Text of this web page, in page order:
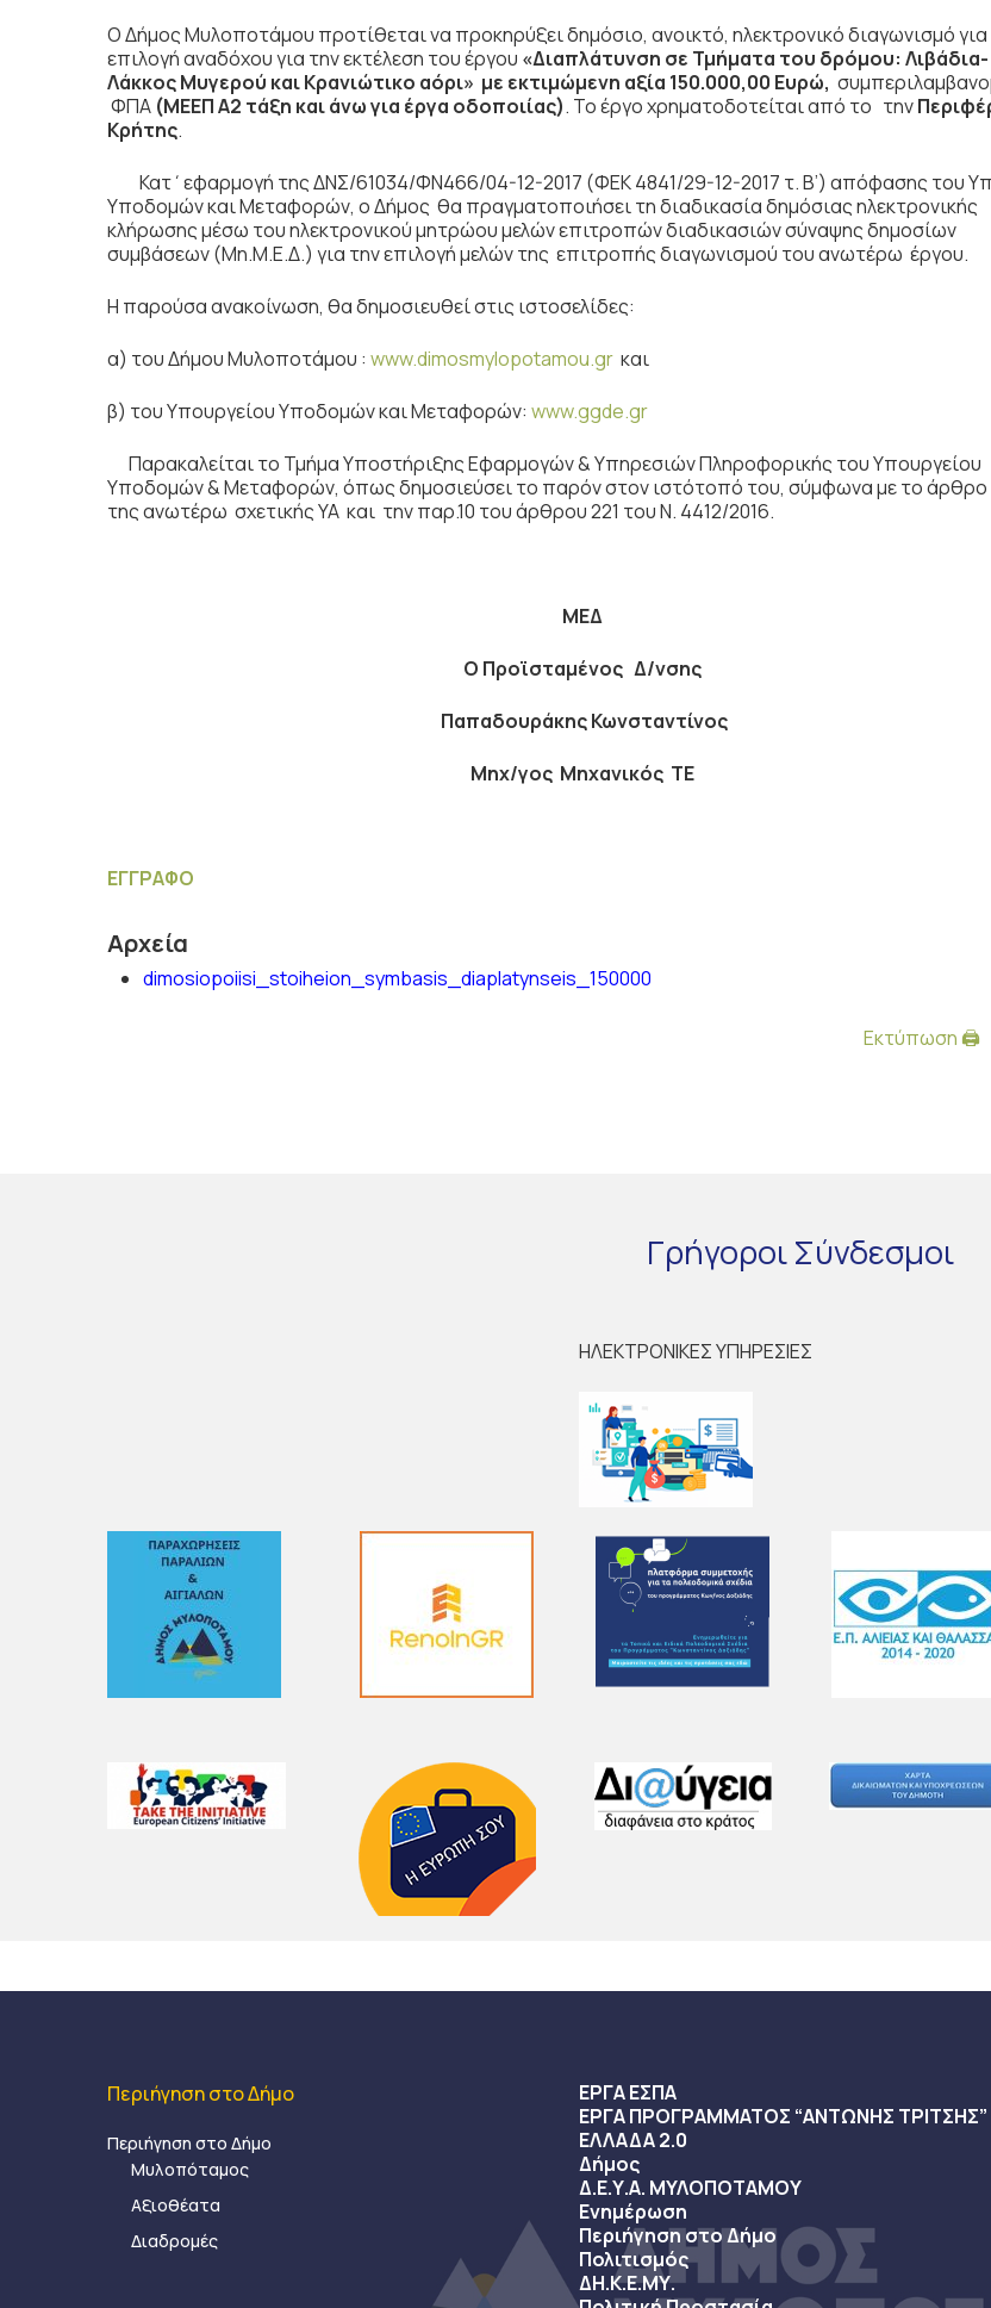
Ο Δήμος Μυλοποτάμου προτίθεται να προκηρύξει δημόσιο, ανοικτό, ηλεκτρονικό διαγωνισμό για
επιλογή αναδόχου για την εκτέλεση του έργου «Διαπλάτυνση σε Τμήματα του δρόμου: Λιβάδια-
Λάκκος Μυγερού και Κρανιώτικο αόρι» με εκτιμώμενη αξία 150.000,00 Ευρώ,
ΦΠΑ (ΜΕΕΠ Α2 τάξη και άνω για έργα οδοποιίας). Το έργο χρηματοδοτείται από το την
Κρήτης.
Κατ΄εφαρμογή της ΔΝΣ/61034/ΦΝ466/04-12-2017 (ΦΕΚ 4841/29-12-2017 τ. Β’) απόφασης του
Υποδομών και Μεταφορών, ο Δήμος θα πραγματοποιήσει τη διαδικασία δημόσιας ηλεκτρονικής
κλήρωσης μέσω του ηλεκτρονικού μητρώου μελών επιτροπών διαδικασιών σύναψης δημοσίων
συμβάσεων (Μη.Μ.Ε.Δ.) για την επιλογή μελών της επιτροπής διαγωνισμού του ανωτέρω έργου.
Η παρούσα ανακοίνωση, θα δημοσιευθεί στις ιστοσελίδες:
α) του Δήμου Μυλοποτάμου : www.dimosmylopotamou.gr και
β) του Υπουργείου Υποδομών και Μεταφορών: www.ggde.gr
Παρακαλείται το Τμήμα Υποστήριξης Εφαρμογών & Υπηρεσιών Πληροφορικής του Υπουργείου
Υποδομών & Μεταφορών, όπως δημοσιεύσει το παρόν στον ιστότοπό του, σύμφωνα με το άρθρο
της ανωτέρω σχετικής ΥΑ και την παρ.10 του άρθρου 221 του Ν. 4412/2016.
ΜΕΔ
Ο Προϊσταμένος Δ/νσης
Παπαδουράκης Κωνσταντίνος
Μηχ/γος Μηχανικός ΤΕ
ΕΓΓΡΑΦΟ
Αρχεία
dimosiopoiisi_stoiheion_symbasis_diaplatynseis_150000
Εκτύπωση 🖨
ΓρήγοροιΣύνδεσμοι
ΗΛΕΚΤΡΟΝΙΚΕΣ ΥΠΗΡΕΣΙΕΣ
Περιήγηση στο Δήμο
Περιήγηση στο Δήμο
Μυλοπόταμος
Αξιοθέατα
Διαδρομές
ΕΡΓΑ ΕΣΠΑ
ΕΡΓΑ ΠΡΟΓΡΑΜΜΑΤΟΣ “ΑΝΤΩΝΗΣ ΤΡΙΤΣΗΣ”
ΕΛΛΑΔΑ 2.0
Δήμος
Δ.Ε.Υ.Α. ΜΥΛΟΠΟΤΑΜΟΥ
Ενημέρωση
Περιήγηση στο Δήμο
Πολιτισμός
ΔΗ.Κ.Ε.ΜΥ.